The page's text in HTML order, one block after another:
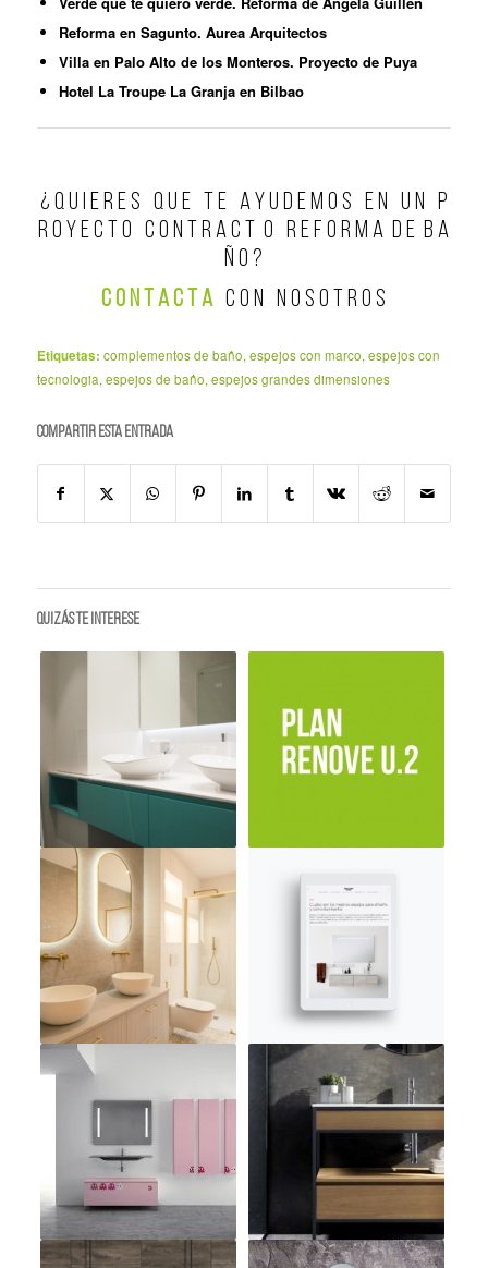
Reforma en Sagunto. Aurea Arquitectos
Villa en Palo Alto de los Monteros. Proyecto de Puya
Hotel La Troupe La Granja en Bilbao
¿ Q U I E R E S Q U E T E A Y U D E M O S E N U N P
R O Y E C T O C O N T R A C T O R E F O R M A D E B A
Ñ O ?
C O N T A C T AC O N N O S O T R O S
Etiquetas: complementos de baño,espejos con marco,espejos con
tecnologia,espejos de baño,espejos grandes dimensiones
Compartir esta entrada
Quizás te interese